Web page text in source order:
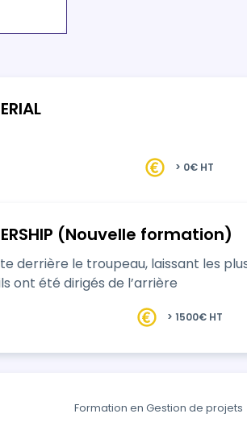
> 0€ HT
(Nouvelle formation)
derrière le troupeau, laissant les
ont été dirigés de l’arrière
> 1500€ HT
Formation en Gestion de projets